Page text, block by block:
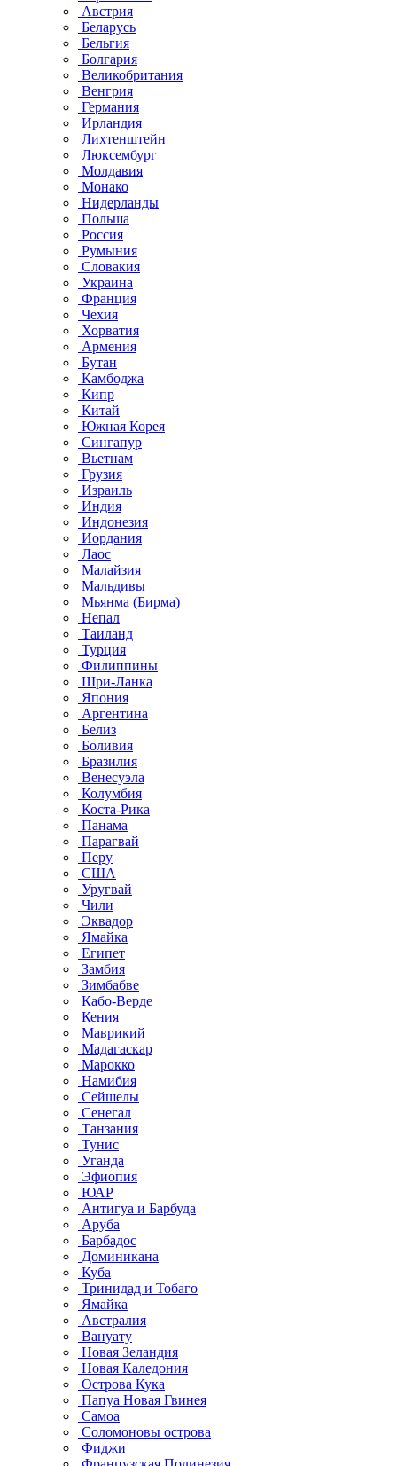
Австрия
Беларусь
Бельгия
Болгария
Великобритания
Венгрия
Германия
Ирландия
Лихтенштейн
Люксембург
Молдавия
Монако
Нидерланды
Польша
Россия
Румыния
Словакия
Украина
Франция
Чехия
Хорватия
Армения
Бутан
Камбоджа
Кипр
Китай
Южная Корея
Сингапур
Вьетнам
Грузия
Израиль
Индия
Индонезия
Иордания
Лаос
Малайзия
Мальдивы
Мьянма (Бирма)
Непал
Таиланд
Турция
Филиппины
Шри-Ланка
Япония
Аргентина
Белиз
Боливия
Бразилия
Венесуэла
Колумбия
Коста-Рика
Панама
Парагвай
Перу
США
Уругвай
Чили
Эквадор
Ямайка
Египет
Замбия
Зимбабве
Кабо-Верде
Кения
Маврикий
Мадагаскар
Марокко
Намибия
Сейшелы
Сенегал
Танзания
Тунис
Уганда
Эфиопия
ЮАР
Антигуа и Барбуда
Аруба
Барбадос
Доминикана
Куба
Тринидад и Тобаго
Ямайка
Австралия
Вануату
Новая Зеландия
Новая Каледония
Острова Кука
Папуа Новая Гвинея
Самоа
Соломоновы острова
Фиджи